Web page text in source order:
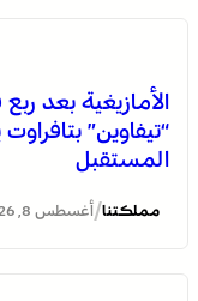
الأمازيغية بعد
“تيفاوين”
المستقبل
مملكتنا/ أغسطس 8, 2026
والشعب والوحدة في